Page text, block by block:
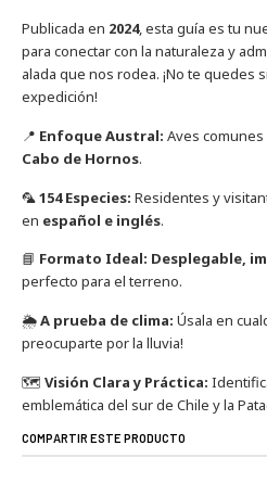
Publicada en 2024, esta guía es tu
para conectar con la naturaleza y
alada que nos rodea. ¡No te quedes
expedición!
📍 Enfoque Austral: Aves
Cabo de Hornos.
🦜154 Especies: Residentes y
en español e inglés.
📘 Formato Ideal: Desplegable,
perfecto para el terreno.
🌦️A prueba de clima: Úsala en
preocuparte por la lluvia!
🗺️ Visión Clara y Práctica:
emblemática del sur de Chile y la
COMPARTIR ESTE PRODUCTO